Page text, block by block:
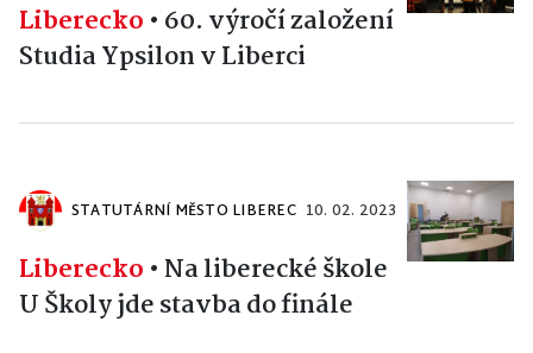
Liberecko • 60. výročí založení
Studia Ypsilon v Liberci
STATUTÁRNÍ MĚSTO LIBEREC 10. 02. 2023
Liberecko • Na liberecké škole
U Školy jde stavba do finále